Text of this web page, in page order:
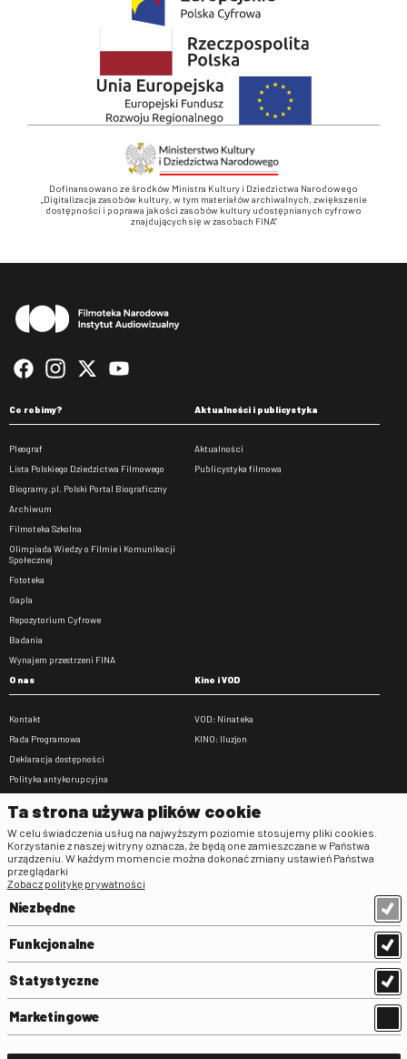
Dofinansowano ze środków Ministra Kultury i Dziedzictwa Narodowego
„Digitalizacja zasobów kultury, w tym materiałów archiwalnych, zwiększenie
dostępności i poprawa jakości zasobów kultury udostępnianych cyfrowo
znajdujących się w zasobach FINA”
Co robimy?
Pleograf
Lista Polskiego Dziedzictwa Filmowego
Biogramy.pl. Polski Portal Biograficzny
Archiwum
Filmoteka Szkolna
Olimpiada Wiedzy o Filmie i Komunikacji
Społecznej
Fototeka
Gapla
Repozytorium Cyfrowe
Badania
Wynajem przestrzeni FINA
Aktualności i publicystyka
Aktualności
Publicystyka filmowa
O nas
Kontakt
Rada Programowa
Deklaracja dostępności
Polityka antykorupcyjna
Zamówienia publiczne
Praca w FINA
Kino i VOD
VOD: Ninateka
KINO: Iluzjon
Regulaminy
Klauzula informacyjna RODO
Regulamin użytkowania parkingu
Standardy ochrony małoletnich
Regulamin kina Iluzjon
Ta strona używa plików cookie
W celu świadczenia usług na najwyższym poziomie stosujemy pliki cookies.
Korzystanie z naszej witryny oznacza, że będą one zamieszczane w Państwa
urządzeniu. W każdym momencie można dokonać zmiany ustawień Państwa
przeglądarki
Zobacz politykę prywatności
Niezbędne
Funkcjonalne
Statystyczne
Marketingowe